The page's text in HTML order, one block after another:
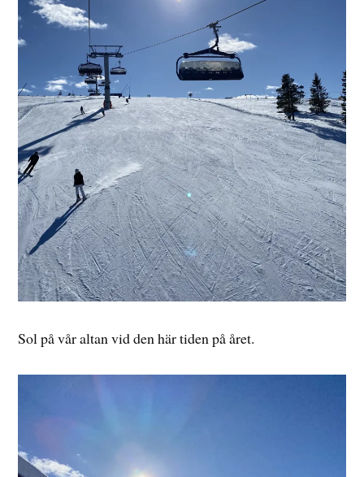
Sol på vår altan vid den här tiden på året.